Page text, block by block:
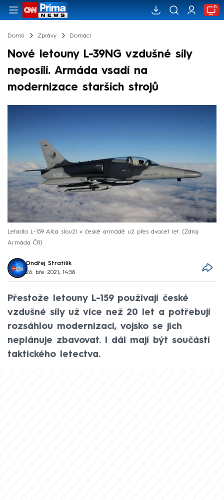
Domů Zprávy Domácí
Nové letouny L-39NG vzdušné síly
neposílí. Armáda vsadí na
modernizace starších strojů
Letadla L-159 Alca slouží v české armádě už přes dvacet let.
Zdroj:
Armáda ČR
Ondřej Stratilík
26. bře 2021, 14:58
Přestože letouny L-159 používají české
vzdušné síly už více než 20 let a potřebují
rozsáhlou modernizaci, vojsko se jich
neplánuje zbavovat. I dál mají být součástí
taktického letectva.